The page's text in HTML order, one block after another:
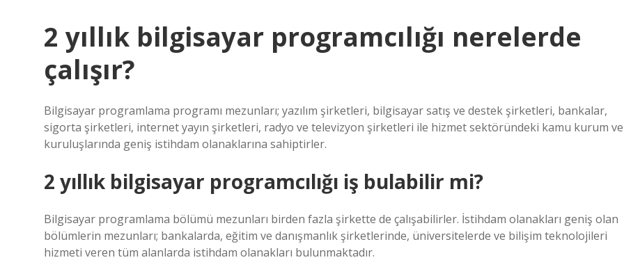
2 yıllık bilgisayar programcılığı nerelerde
çalışır?
Bilgisayar programlama programı mezunları; yazılım şirketleri, bilgisayar satış ve destek şirketleri, bankalar,
sigorta şirketleri, internet yayın şirketleri, radyo ve televizyon şirketleri ile hizmet sektöründeki kamu kurum ve
kuruluşlarında geniş istihdam olanaklarına sahiptirler.
2 yıllık bilgisayar programcılığı iş bulabilir mi?
Bilgisayar programlama bölümü mezunları birden fazla şirkette de çalışabilirler. İstihdam olanakları geniş olan
bölümlerin mezunları; bankalarda, eğitim ve danışmanlık şirketlerinde, üniversitelerde ve bilişim teknolojileri
hizmeti veren tüm alanlarda istihdam olanakları bulunmaktadır.